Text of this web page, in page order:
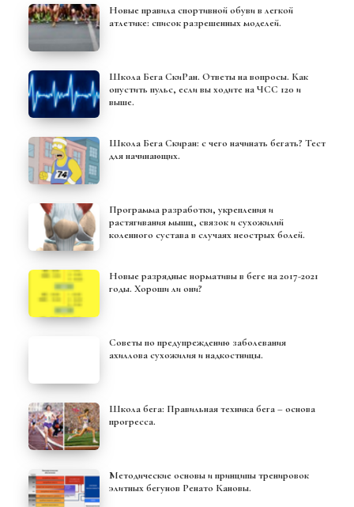
Новые правила спортивной обуви в легкой
атлетике: список разрешенных моделей.
Школа Бега СкиРан. Ответы на вопросы. Как
опустить пульс, если вы ходите на ЧСС 120 и
выше.
Школа Бега Скиран: с чего начинать бегать? Тест
для начинающих.
Программа разработки, укрепления и
растягивания мышц, связок и сухожилий
коленного сустава в случаях неострых болей.
Новые разрядные нормативы в беге на 2017-2021
годы. Хороши ли они?
Советы по предупреждению заболевания
ахиллова сухожилия и надкостницы.
Школа бега: Правильная техника бега – основа
прогресса.
Методические основы и принципы тренировок
элитных бегунов Ренато Кановы.